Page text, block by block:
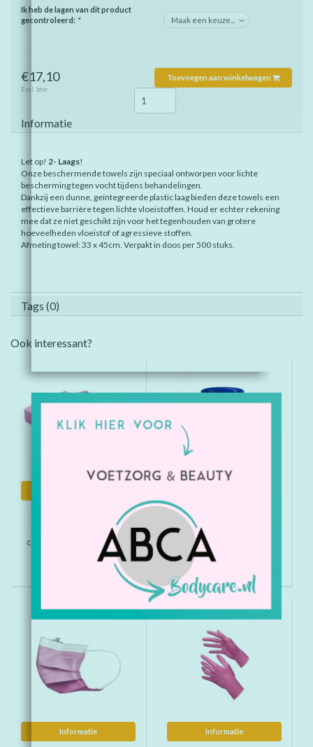
Ik heb de lagen van dit product
gecontroleerd: *
€17,10
Excl. btw
Toevoegen aan winkelwagen
Informatie
Let op! 2- Laags!
Onze beschermende towels zijn speciaal ontworpen voor lichte
bescherming tegen vocht tijdens behandelingen.
Dankzij een dunne, geïntegreerde plastic laag bieden deze towels een
effectieve barrière tegen lichte vloeistoffen. Houd er echter rekening
mee dat ze niet geschikt zijn voor het tegenhouden van grotere
hoeveelheden vloeistof of agressieve stoffen.
Afmeting towel: 33 x 45cm. Verpakt in doos per 500 stuks.
Tags (0)
Ook interessant?
Traypapier Touch of
colors fuchsia (250 stuks)
Medisept Alcoholdoekjes
70% bus á 100 stuks
Informatie Informatie